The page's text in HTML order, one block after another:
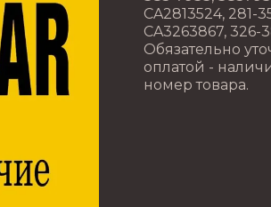
CA2813524, 281-
CA3263867, 326-
Обязательно
оплатой -
номер товара.